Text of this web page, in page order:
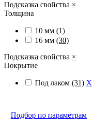
Подсказка свойства ×
Толщина
10 мм (1)
16 мм (30)
Подсказка свойства ×
Покрытие
Под лаком (31) X
Подбор по параметрам